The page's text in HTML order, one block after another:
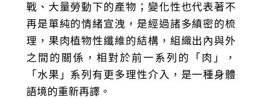
戰、大量勞動下的產物；變化性也代表著不
再是單純的情緒宣洩，是經過諸多縝密的梳
理，果肉植物性纖維的結構，組織出內與外
之間的關係，相對於前一系列的「肉」，
「水果」系列有更多理性介入，是一種身體
語境的重新再譯。